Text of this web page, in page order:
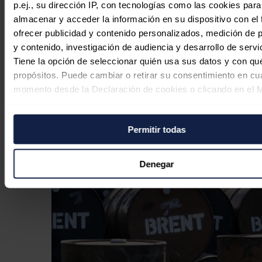
p.ej., su dirección IP, con tecnologías como las cookies para
almacenar y acceder la información en su dispositivo con el
ofrecer publicidad y contenido personalizados, medición de
y contenido, investigación de audiencia y desarrollo de
Tiene la opción de seleccionar quién usa sus datos y con
propósitos. Puede cambiar o retirar su consentimiento en
momento desde la Declaración de cookies o clicando en el
Si lo permite, también quisiéramos:
Recopilar información sobre su ubicación geográfica
puede tener una precisión de varios metros
Identificar su dispositivo analizándolo activamente
características específicas (huellas digitales)
Obtenga más información sobre cómo se procesan sus
personales y establezca sus preferencias en la
sección de
Puede cambiar o retirar su consentimiento en cualquier
la Declaración de cookies.
Permitir todas
Denegar
Rusia importa combustible de Corea
del Sur ante el colapso de su
capacidad de refinación por los
ataques ucranianos